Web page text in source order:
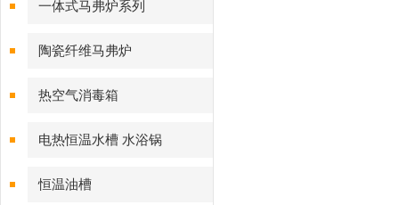
一体式马弗炉系列
陶瓷纤维马弗炉
热空气消毒箱
电热恒温水槽 水浴锅
恒温油槽